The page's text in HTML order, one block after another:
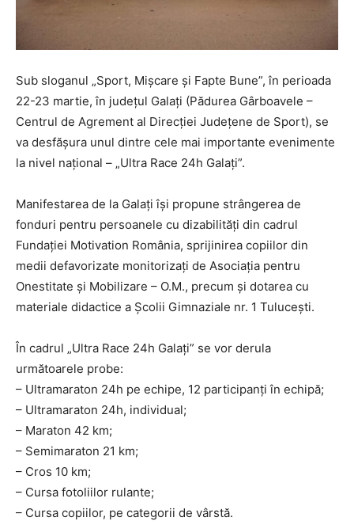
Sub sloganul „Sport, Mișcare și Fapte Bune”, în perioada
22-23 martie, în județul Galați (Pădurea Gârboavele –
Centrul de Agrement al Direcției Județene de Sport), se
va desfășura unul dintre cele mai importante evenimente
la nivel național – „Ultra Race 24h Galați”.
Manifestarea de la Galați își propune strângerea de
fonduri pentru persoanele cu dizabilități din cadrul
Fundației Motivation România, sprijinirea copiilor din
medii defavorizate monitorizați de Asociația pentru
Onestitate și Mobilizare – O.M., precum și dotarea cu
materiale didactice a Școlii Gimnaziale nr. 1 Tulucești.
În cadrul „Ultra Race 24h Galați” se vor derula
următoarele probe:
– Ultramaraton 24h pe echipe, 12 participanți în echipă;
– Ultramaraton 24h, individual;
– Maraton 42 km;
– Semimaraton 21 km;
– Cros 10 km;
– Cursa fotoliilor rulante;
– Cursa copiilor, pe categorii de vârstă.